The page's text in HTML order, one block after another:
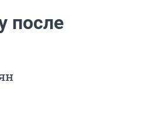
после